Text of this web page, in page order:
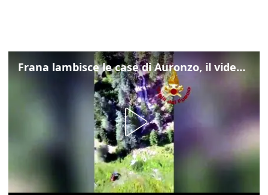
Frana lambisce le case di Auronzo, il video dall'elicottero dei vigili del fuoco